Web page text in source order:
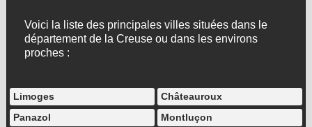
Voici la liste des principales villes situées dans le
département de la Creuse ou dans les environs
proches :
Limoges
Châteauroux
Panazol
Montluçon